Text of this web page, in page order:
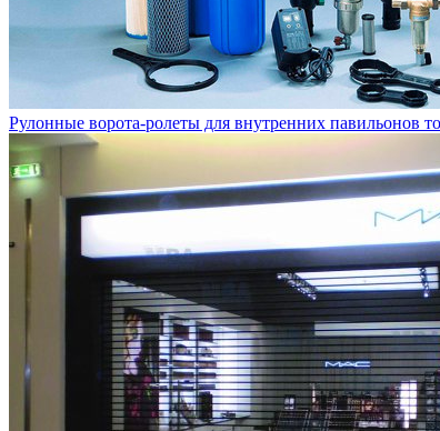
Рулонные ворота-ролеты для внутренних павильонов